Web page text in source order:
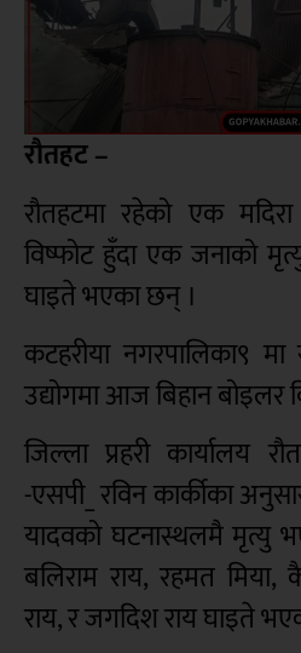
रौतहट –
रौतहटमा रहेको एक मदिरा
विष्फोट हुँदा एक जनाको
घाइते भएका छन् ।
कटहरीया नगरपालिका९ मा
उद्योगमा आज बिहान बोइलर
जिल्ला प्रहरी कार्यालय
-एसपी_ रविन कार्कीका
यादवको घटनास्थलमै मृत्यु
बलिराम राय, रहमत
राय, र जगदिश राय घाइते